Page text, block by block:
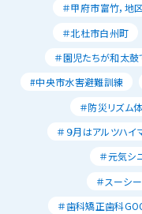
＃甲府市富竹，地
＃北杜市白州町
＃園児たちが和太鼓
#中央市水害避難訓練
＃防災リズム
＃９月はアルツハイ
＃元気シ
＃スーシ
＃歯科矯正歯科